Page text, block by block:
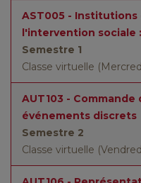
AST005 -
l'intervention sociale
Semestre 1
Classe virtuelle
AUT103 - Commande
événements discrets
Semestre 2
Classe virtuelle